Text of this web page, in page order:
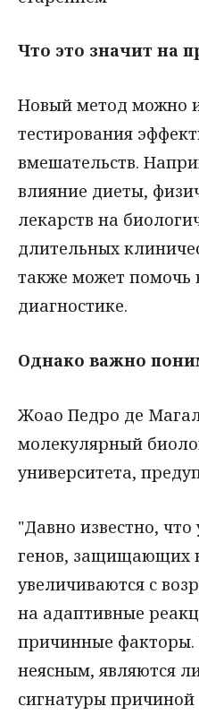
Что это значит на
Новый метод можно
тестирования
вмешательств.
влияние диеты,
лекарств на
длительных
также может помочь
диагностике.
Однако важно
Жоао Педро де
молекулярный
университета,
"Давно известно,
генов, защищающих
увеличиваются с
на адаптивные
причинные факторы.
неясным, являются
сигнатуры причиной